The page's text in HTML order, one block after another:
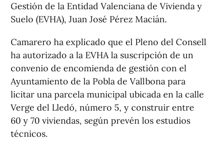
Gestión de la Entidad Valenciana de Vivienda y
Suelo (EVHA), Juan José Pérez Macián.
Camarero ha explicado que el Pleno del Consell
ha autorizado a la EVHA la suscripción de un
convenio de encomienda de gestión con el
Ayuntamiento de la Pobla de Vallbona para
licitar una parcela municipal ubicada en la calle
Verge del Lledó, número 5, y construir entre
60 y 70 viviendas, según prevén los estudios
técnicos.